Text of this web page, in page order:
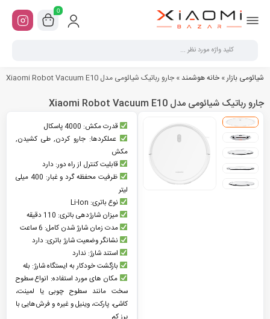
0
شیائومی بازار» خانه هوشمند » جارو رباتیک شیائومی مدل Xiaomi Robot Vacuum E10
جارو رباتیک شیائومی مدل Xiaomi Robot Vacuum E10
قدرت مکش: 4000 پاسکال
عملکردها: جارو کردن, طی کشیدن,
مکش
قابلیت کنترل از راه دور: دارد
ظرفیت محفظه گرد و غبار: 400 میلی
لیتر
نوع باتری: Li-Ion
میزان شارژدهی باتری: 110 دقیقه
مدت زمان شارژ شدن کامل: 6 ساعت
نشانگر وضعیت شارژ باتری: دارد
استند شارژ: ندارد
بازگشت خودکار به ایستگاه شارژ: بله
مکان های مورد استفاده: انواع سطوح
سخت مانند سطوح چوبی یا لمینت،
کاشی، پارکت، وینیل و غیره و فرش‌هایی با